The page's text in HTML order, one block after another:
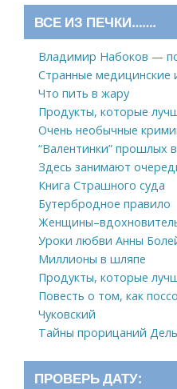
ВСЕ ИЗ ПЕЧКИ…….
Владимир Набоков —
Странные медицинские
Что пить в жару
Продукты, которые
Очень необычные
“Валентинки” прошлых
Здесь занимают
Книга Страшного суда
Бутербродное правило
Уроки любви Анны
Миллионы в шляпе
Продукты, которые
Повесть о том, как
Чуковский
Тайны прорицаний
ПРОВЕРЬ ДАТУ: